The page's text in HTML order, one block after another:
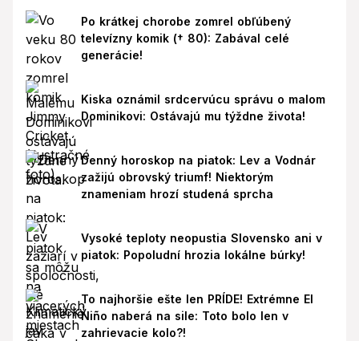
Po krátkej chorobe zomrel obľúbený
televízny komik († 80): Zabával celé
generácie!
Kiska oznámil srdcervúcu správu o malom
Dominikovi: Ostávajú mu týždne života!
Denný horoskop na piatok: Lev a Vodnár
zažijú obrovský triumf! Niektorým
znameniam hrozí studená sprcha
Vysoké teploty neopustia Slovensko ani v
piatok: Popoludní hrozia lokálne búrky!
To najhoršie ešte len PRÍDE! Extrémne El
Niño naberá na sile: Toto bolo len v
zahrievacie kolo?!